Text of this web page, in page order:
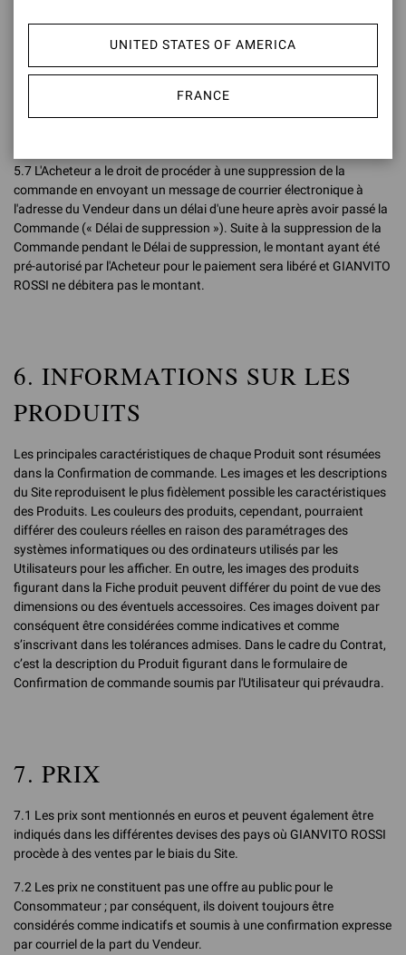
pourraient être exigées par le gestionnaire de la carte utilisée pour le
paiement. Le remboursement sera effectué sur le même moyen de
cas de paiement par virement bancaire, le remboursement sera
effectué par virement bancaire, et à cette fin, GIANVITO ROSSI
demandera à l'Utilisateur les coordonnées bancaires nécessaires
5.7 L'Acheteur a le droit de procéder à une suppression de la
commande en envoyant un message de courrier électronique à
l'adresse du Vendeur dans un délai d'une heure après avoir passé la
Commande (« Délai de suppression »). Suite à la suppression de la
Commande pendant le Délai de suppression, le montant ayant été
pré-autorisé par l'Acheteur pour le paiement sera libéré et GIANVITO
ROSSI ne débitera pas le montant.
6. INFORMATIONS SUR LES
PRODUITS
Les principales caractéristiques de chaque Produit sont résumées
dans la Confirmation de commande. Les images et les descriptions
du Site reproduisent le plus fidèlement possible les caractéristiques
des Produits. Les couleurs des produits, cependant, pourraient
différer des couleurs réelles en raison des paramétrages des
systèmes informatiques ou des ordinateurs utilisés par les
Utilisateurs pour les afficher. En outre, les images des produits
figurant dans la Fiche produit peuvent différer du point de vue des
dimensions ou des éventuels accessoires. Ces images doivent par
conséquent être considérées comme indicatives et comme
s’inscrivant dans les tolérances admises. Dans le cadre du Contrat,
c’est la description du Produit figurant dans le formulaire de
Confirmation de commande soumis par l'Utilisateur qui prévaudra.
7. PRIX
7.1 Les prix sont mentionnés en euros et peuvent également être
indiqués dans les différentes devises des pays où GIANVITO ROSSI
procède à des ventes par le biais du Site.
7.2 Les prix ne constituent pas une offre au public pour le
Consommateur ; par conséquent, ils doivent toujours être
considérés comme indicatifs et soumis à une confirmation expresse
par courriel de la part du Vendeur.
UNITED STATES OF AMERICA
FRANCE